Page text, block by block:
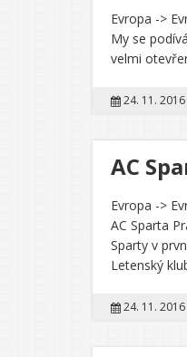
Evropa ->
My se
velmi
24. 11. 2016
AC
Evropa ->
AC Sparta
Sparty v
Letenský
24. 11. 2016